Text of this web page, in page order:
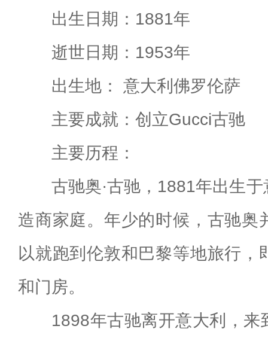
出生日期：1881年
逝世日期：1953年
出生地： 意大利佛罗伦萨
主要成就：创立Gucci古驰
主要历程：
古驰奥·古驰，1881年出生
造商家庭。年少的时候，古驰奥
以就跑到伦敦和巴黎等地旅行，
和门房。
1898年古驰离开意大利，来